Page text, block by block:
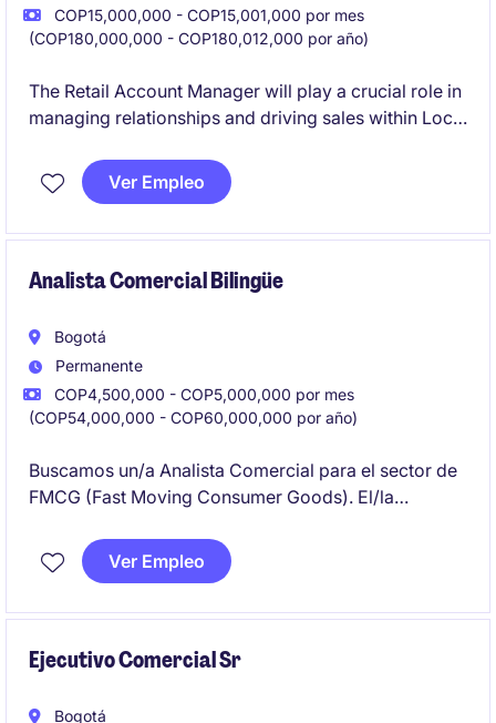
COP15,000,000 - COP15,001,000 por mes
(COP180,000,000 - COP180,012,000 por año)
The Retail Account Manager will play a crucial role in
managing relationships and driving sales within Local
execution of marketing strategies.
Ver Empleo
Analista Comercial Bilingüe
Bogotá
Permanente
COP4,500,000 - COP5,000,000 por mes
(COP54,000,000 - COP60,000,000 por año)
Buscamos un/a Analista Comercial para el sector de
FMCG (Fast Moving Consumer Goods). El/la
estrategias comerciales y garantizar el cumplimiento
de los objetivos de ventas.
Ver Empleo
Ejecutivo Comercial Sr
Bogotá